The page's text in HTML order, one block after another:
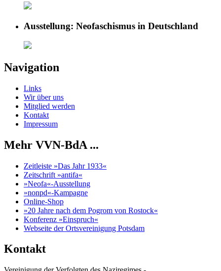
Ausstellung: Neofaschismus in Deutschland
Navigation
Links
Wir über uns
Mitglied werden
Kontakt
Impressum
Mehr VVN-BdA ...
Zeitleiste »Das Jahr 1933«
Zeitschrift »antifa«
»Neofa«-Ausstellung
»nonpd«-Kampagne
Online-Shop
»20 Jahre nach dem Pogrom von Rostock«
Konferenz »Einspruch«
Webseite der Ortsvereinigung Potsdam
Kontakt